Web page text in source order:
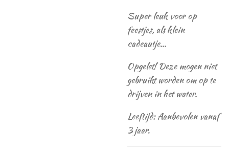
Super leuk voor op
feestjes, als klein
cadeautje...
Opgelet! Deze mogen niet
gebruikt worden om op te
drijven in het water.
Leeftijd: Aanbevolen vanaf
3 jaar.